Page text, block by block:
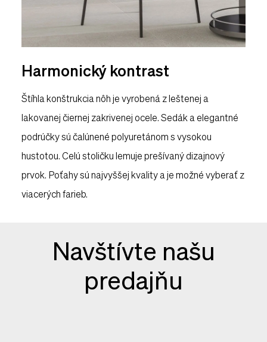
Harmonický kontrast
Štíhla konštrukcia nôh je vyrobená z leštenej a
lakovanej čiernej zakrivenej ocele. Sedák a elegantné
podrúčky sú čalúnené polyuretánom s vysokou
hustotou. Celú stoličku lemuje prešívaný dizajnový
prvok. Poťahy sú najvyššej kvality a je možné vyberať z
viacerých farieb.
Navštívte našu
predajňu